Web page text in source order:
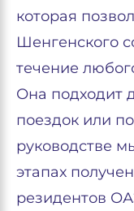
которая
Шенгенского
течение
Она подходит
поездок или
руководстве
этапах
резидентов